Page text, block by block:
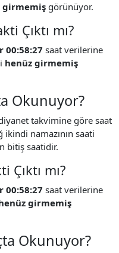
girmemişgörünüyor.
Çıktı mı?
00:58:27 saat verilerine
henüz girmemiş
Okunuyor?
takvimine göre saat
namazının saati
bitiş saatidir.
Çıktı mı?
00:58:27 saat verilerine
girmemiş
Okunuyor?